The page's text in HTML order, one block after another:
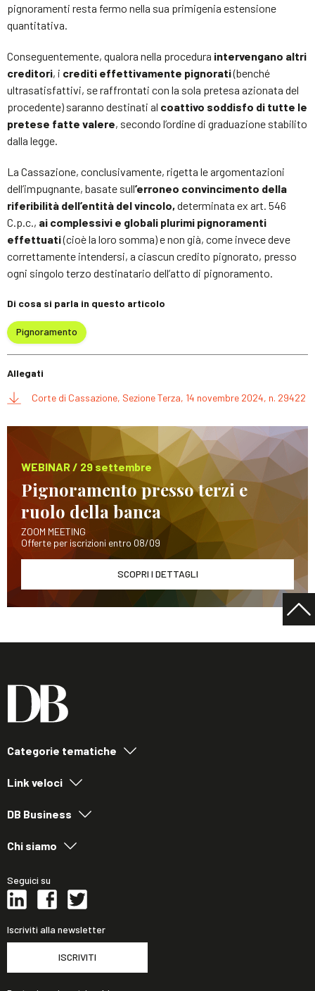
pignoramenti resta fermo nella sua primigenia estensione
quantitativa.
Conseguentemente, qualora nella procedura intervengano altri
creditori, i crediti effettivamente pignorati(benché
ultrasatisfattivi, se raffrontati con la sola pretesa azionata del
procedente) saranno destinati al coattivo soddisfo di tutte le
pretese fatte valere, secondo l’ordine di graduazione stabilito
dalla legge.
La Cassazione, conclusivamente, rigetta le argomentazioni
dell’impugnante, basate sull’erroneo convincimento della
riferibilità dell’entità del vincolo, determinata ex art. 546
C.p.c., ai complessivi e globali plurimi pignoramenti
effettuati(cioè la loro somma) e non già, come invece deve
correttamente intendersi, a ciascun credito pignorato, presso
ogni singolo terzo destinatario dell’atto di pignoramento.
Di cosa si parla in questo articolo
Pignoramento
Allegati
Corte di Cassazione, Sezione Terza, 14 novembre 2024, n. 29422
WEBINAR / 29 settembre
Pignoramento presso terzi e
ruolo della banca
ZOOM MEETING
Offerte per iscrizioni entro 08/09
SCOPRI I DETTAGLI
Categorie tematiche
Link veloci
DB Business
Chi siamo
Seguici su
Iscriviti alla newsletter
ISCRIVITI